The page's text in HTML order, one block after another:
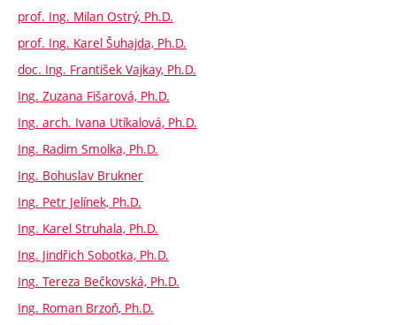
prof. Ing. Milan Ostrý, Ph.D.
prof. Ing. Karel Šuhajda, Ph.D.
doc. Ing. František Vajkay, Ph.D.
Ing. Zuzana Fišarová, Ph.D.
Ing. arch. Ivana Utíkalová, Ph.D.
Ing. Radim Smolka, Ph.D.
Ing. Bohuslav Brukner
Ing. Petr Jelínek, Ph.D.
Ing. Karel Struhala, Ph.D.
Ing. Jindřich Sobotka, Ph.D.
Ing. Tereza Bečkovská, Ph.D.
Ing. Roman Brzoň, Ph.D.